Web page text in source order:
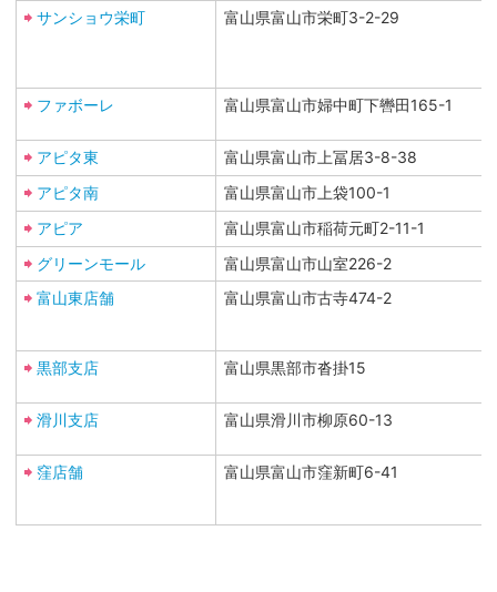
サンショウ栄町 富山県富山市栄町3-2-29
ファボーレ 富山県富山市婦中町下轡田165-1
アピタ東
富山県富山市上冨居3-8-38
アピタ南
富山県富山市上袋100-1
アピア
富山県富山市稲荷元町2-11-1
グリーンモール
富山県富山市山室226-2
富山東店舗
富山県富山市古寺474-2
黒部支店 富山県黒部市沓掛15
滑川支店 富山県滑川市柳原60-13
窪店舗 富山県富山市窪新町6-41